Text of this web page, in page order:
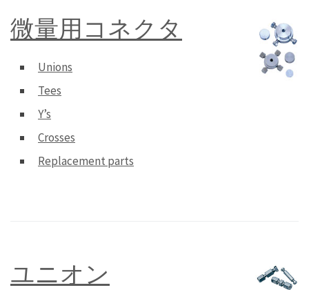
微量用コネクタ
Unions
Tees
Y’s
Crosses
Replacement parts
ユニオン